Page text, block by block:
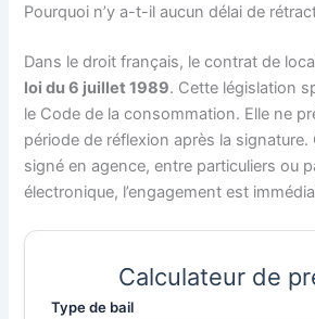
Pourquoi n’y a-t-il aucun délai de
Dans le droit français, le contrat de
loi du 6 juillet 1989. Cette législation
le Code de la consommation. Elle ne
période de réflexion après la signature.
signé en agence, entre particuliers ou
électronique, l’engagement est
Calculateur de
Type de bail